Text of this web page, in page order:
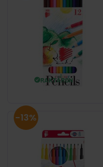
RAKTÁRON
-13%